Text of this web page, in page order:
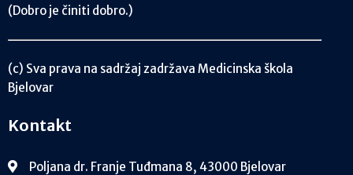
(Dobro je činiti dobro.)
(c) Sva prava na sadržaj zadržava Medicinska škola
Bjelovar
Kontakt
Poljana dr. Franje Tuđmana 8, 43000 Bjelovar